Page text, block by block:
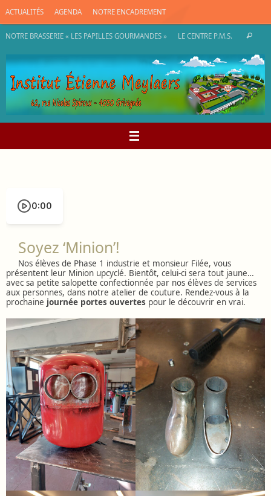
au
contenu
ACTUALITÉS AGENDA NOTRE ENCADREMENT
NOTRE BRASSERIE « LES PAPILLES GOURMANDES » LE CENTRE P.M.S.
0:00
Soyez ‘Minion’!
Nos élèves de Phase 1 industrie et monsieur Filée, vous
présentent leur Minion upcyclé. Bientôt, celui-ci sera tout jaune…
avec sa petite salopette confectionnée par nos élèves de services
aux personnes, dans notre atelier de couture. Rendez-vous à la
prochaine journée portes ouvertes pour le découvrir en vrai.